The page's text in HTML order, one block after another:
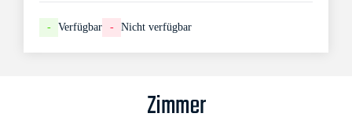
- Verfügbar - Nicht verfügbar
Zimmer